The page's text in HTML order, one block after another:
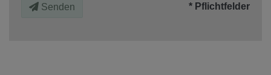
Senden * Pflichtfelder